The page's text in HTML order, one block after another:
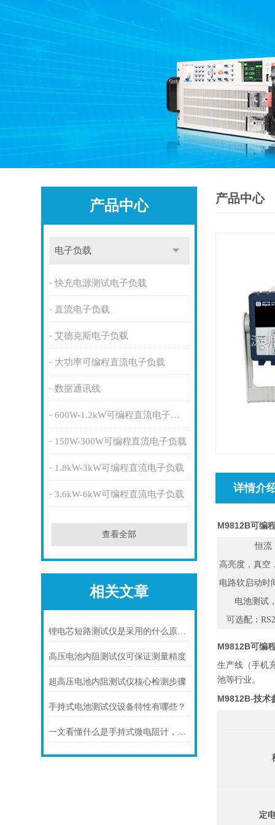
产品中心
电子负载
快充电源测试电子负载
直流电子负载
艾德克斯电子负载
大功率可编程直流电子负载
数据通讯线
600W-1.2kW可编程直流电子负载
150W-300W可编程直流电子负载
1.8kW-3kW可编程直流电子负载
3.6kW-6kW可编程直流电子负载
查看全部
相关文章
锂电芯短路测试仪是采用的什么原理进行测试的
高压电池内阻测试仪可保证测量精度
超高压电池内阻测试仪核心检测步骤
手持式电池测试仪设备特性有哪些？
一文看懂什么是手持式微电阻计，赶快收藏
产品中心
详情介
M9812B可编
恒流
高亮度，真空
电路软启动时
电池测试
可选配：
M9812B可编
生产线（手机
池等行业。
M9812B-技术
定